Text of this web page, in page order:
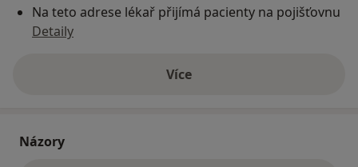
Na teto adrese lékař přijímá pacienty na pojišťovnu
Detaily
Víceo adrese
Názory